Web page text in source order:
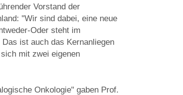
Vorstand der
"Wir sind dabei, eine neue
Oder steht im
ist auch das Kernanliegen
mit zwei eigenen
Onkologie" gaben Prof.